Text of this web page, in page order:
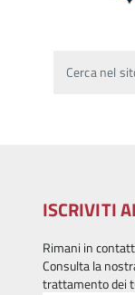
Cerca nel
ISCRIVITI
Rimani in
Consulta la
trattamento dei